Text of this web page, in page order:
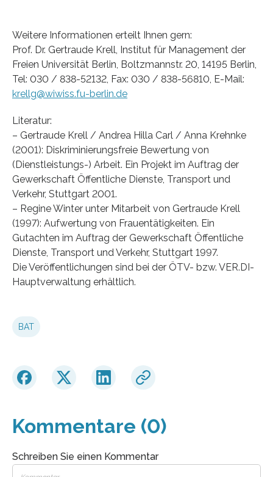
Weitere Informationen erteilt Ihnen gern:
Prof. Dr. Gertraude Krell, Institut für Management der
Freien Universität Berlin, Boltzmannstr. 20, 14195 Berlin,
Tel: 030 / 838-52132, Fax: 030 / 838-56810, E-Mail:
krellg@wiwiss.fu-berlin.de
Literatur:
– Gertraude Krell / Andrea Hilla Carl / Anna Krehnke
(2001): Diskriminierungsfreie Bewertung von
(Dienstleistungs-) Arbeit. Ein Projekt im Auftrag der
Gewerkschaft Öffentliche Dienste, Transport und
Verkehr, Stuttgart 2001.
– Regine Winter unter Mitarbeit von Gertraude Krell
(1997): Aufwertung von Frauentätigkeiten. Ein
Gutachten im Auftrag der Gewerkschaft Öffentliche
Dienste, Transport und Verkehr, Stuttgart 1997.
Die Veröffentlichungen sind bei der ÖTV- bzw. VER.DI-
Hauptverwaltung erhältlich.
BAT
Kommentare (0)
Schreiben Sie einen Kommentar